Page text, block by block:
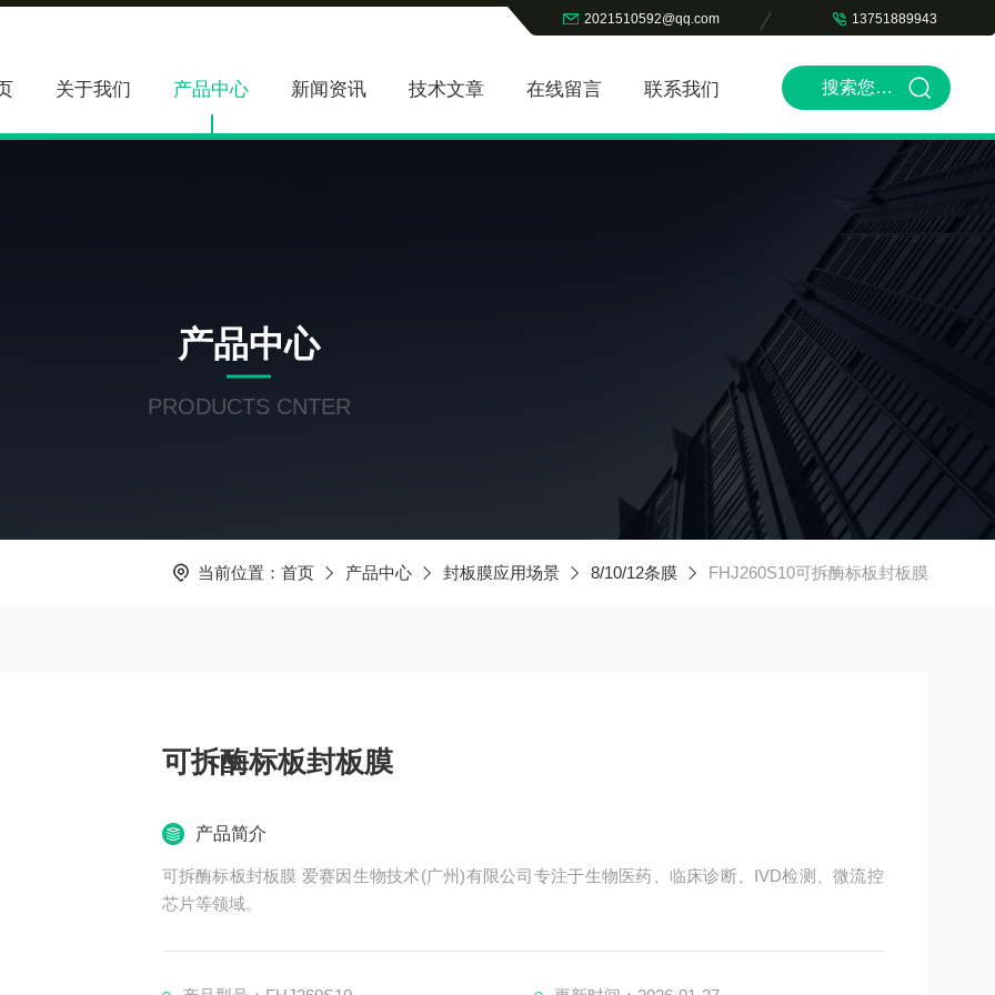
2021510592@qq.com 13751889943
关于我们 产品中心 新闻资讯 技术文章 在线留言 联系我们
产品中心
PRODUCTS CNTER
当前位置： 首页 产品中心 封板膜应用场景 8/10/12条膜 FHJ260S10可拆酶标板封板膜
可拆酶标板封板膜
产品简介
可拆酶标板封板膜 爱赛因生物技术(广州)有限公司专注于生物医药、临床诊断、IVD检测、微流控
芯片等领域。